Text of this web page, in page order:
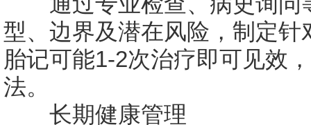
型、边界及潜在风险，制定
胎记可能1-2次治疗即可见效
法。
长期健康管理